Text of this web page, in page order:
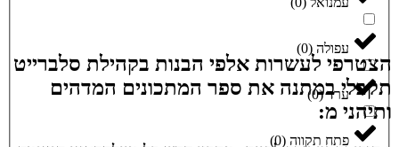
עפולה (
0
)
ערד(
0
)
פתח תקווה (
0
)
הצטרפי לעשרות אלפי הבנות בקהילת סלברייט
תקבלי במתנה את ספר המתכונים המדהים
ותיהני מ: